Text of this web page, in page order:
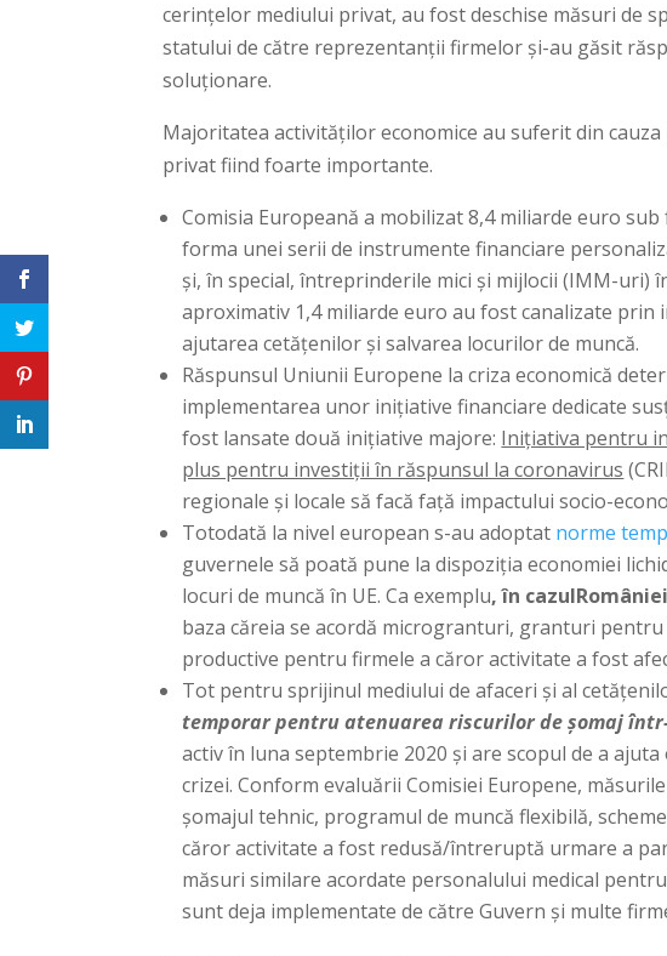
cerințelor mediului privat, au fost deschise măsuri de
statului de către reprezentanții firmelor și-au găsit
soluționare.
Majoritatea activităților economice au suferit din
privat fiind foarte importante.
Comisia Europeană a mobilizat 8,4 miliarde euro
forma unei serii de instrumente financiare
și, în special, întreprinderile mici și mijlocii (IMM-uri)
aproximativ 1,4 miliarde euro au fost canalizate prin
ajutarea cetățenilor și salvarea locurilor de muncă.
Răspunsul Uniunii Europene la criza economică
implementarea unor inițiative financiare dedicate
fost lansate două inițiative majore: Inițiativa pentru
plus pentru investiții în răspunsul la coronavirus
regionale și locale să facă față impactului socio-
Totodată la nivel european s-au adoptat norme
guvernele să poată pune la dispoziția economiei
locuri de muncă în UE. Ca exemplu, în cazul
baza căreia se acordă microgranturi, granturi
productive pentru firmele a căror activitate a fost
Tot pentru sprijinul mediului de afaceri și al
temporar pentru atenuarea riscurilor de șomaj
activ în luna septembrie 2020 și are scopul de a
crizei. Conform evaluării Comisiei Europene,
șomajul tehnic, programul de muncă flexibilă,
căror activitate a fost redusă/întreruptă urmare a
măsuri similare acordate personalului medical
sunt deja implementate de către Guvern și multe